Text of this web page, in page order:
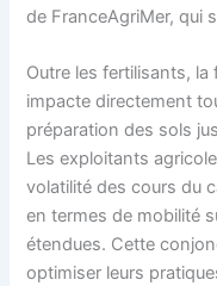
de FranceAgriMer, qui
Outre les fertilisants, la
impacte directement
préparation des sols
Les exploitants
volatilité des cours du
en termes de mobilité
étendues. Cette
optimiser leurs